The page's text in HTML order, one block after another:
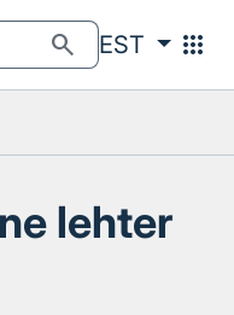
search EST apps
lehter